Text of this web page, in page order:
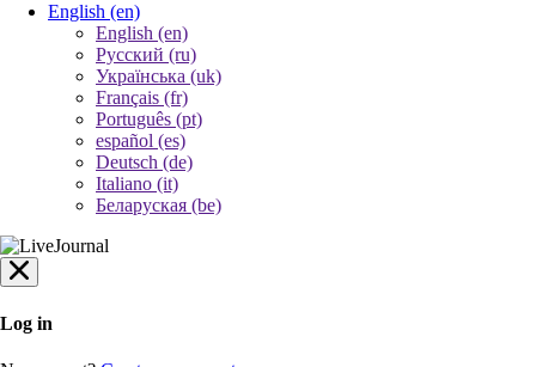
English (en)
English (en)
Русский (ru)
Українська (uk)
Français (fr)
Português (pt)
español (es)
Deutsch (de)
Italiano (it)
Беларуская (be)
Log in